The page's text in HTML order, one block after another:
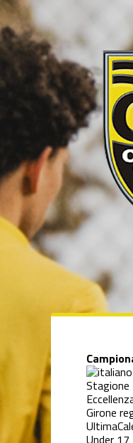
Girone
Ultima
Under 17